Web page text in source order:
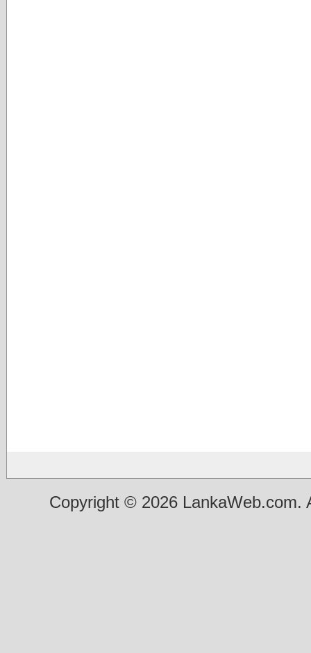
Copyright © 2026 LankaWeb.com.